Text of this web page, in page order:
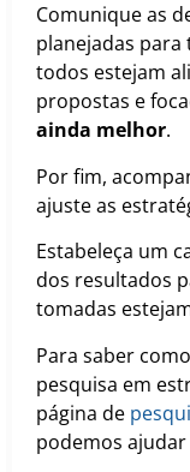
Comunique as
planejadas para
todos estejam
propostas e
ainda melhor.
Por fim,
ajuste as
Estabeleça um
dos resultados
tomadas
Para saber
pesquisa em
página de
podemos